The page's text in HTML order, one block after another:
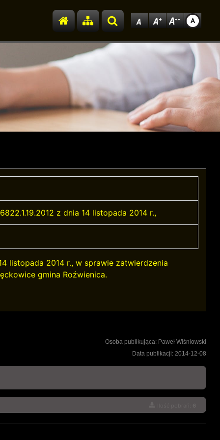
Przejdź do strony głównej
Przejdź do mapy strony
Szukaj
z dnia 14 listopada 2014 r.,
listopada 2014 r., w sprawie zatwierdzenia
gmina Roźwienica.
Osoba publikująca: Paweł Wiśniowski
Data publikacji: 2014-12-08